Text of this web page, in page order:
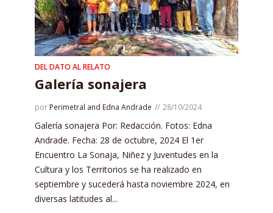
DEL DATO AL RELATO
Galería sonajera
por Perimetral and Edna Andrade 28/10/2024
Galería sonajera Por: Redacción. Fotos: Edna
Andrade. Fecha: 28 de octubre, 2024 El 1er
Encuentro La Sonaja, Niñez y Juventudes en la
Cultura y los Territorios se ha realizado en
septiembre y sucederá hasta noviembre 2024, en
diversas latitudes al...